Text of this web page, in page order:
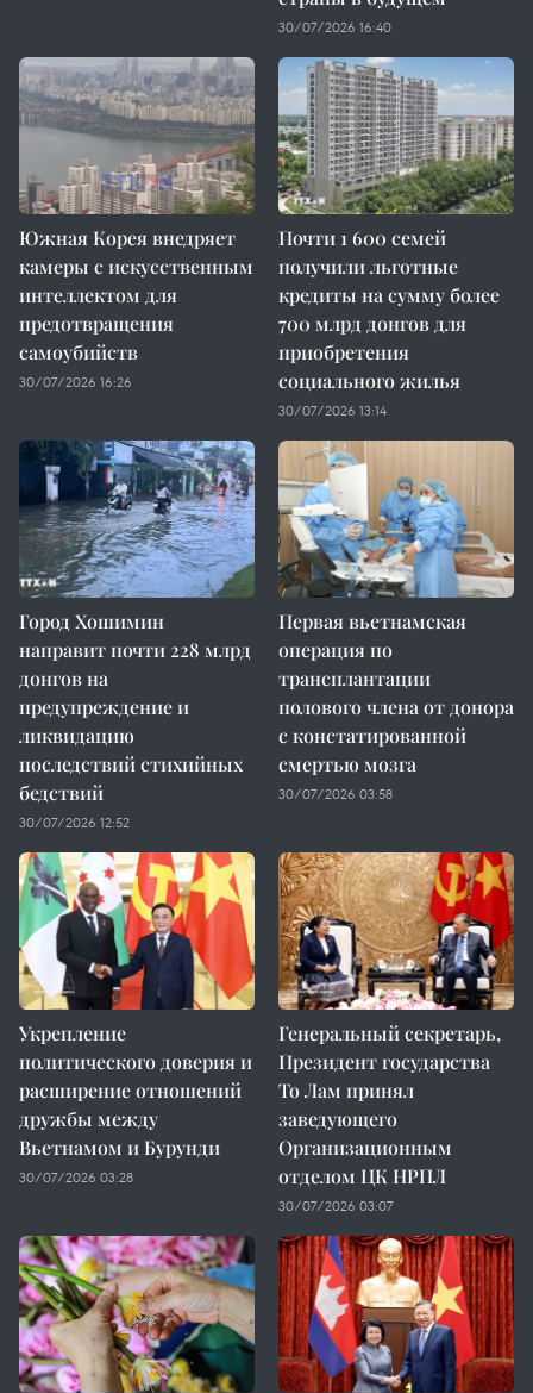
30/07/2026 16:40
Южная Корея внедряет
камеры с искусственным
интеллектом для
предотвращения
самоубийств
30/07/2026 16:26
Почти 1 600 семей
получили льготные
кредиты на сумму более
700 млрд донгов для
приобретения
социального жилья
30/07/2026 13:14
Город Хошимин
направит почти 228 млрд
донгов на
предупреждение и
ликвидацию
последствий стихийных
бедствий
30/07/2026 12:52
Первая вьетнамская
операция по
трансплантации
полового члена от донора
с констатированной
смертью мозга
30/07/2026 03:58
Укрепление
политического доверия и
расширение отношений
дружбы между
Вьетнамом и Бурунди
30/07/2026 03:28
Генеральный секретарь,
Президент государства
То Лам принял
заведующего
Организационным
отделом ЦК НРПЛ
30/07/2026 03:07